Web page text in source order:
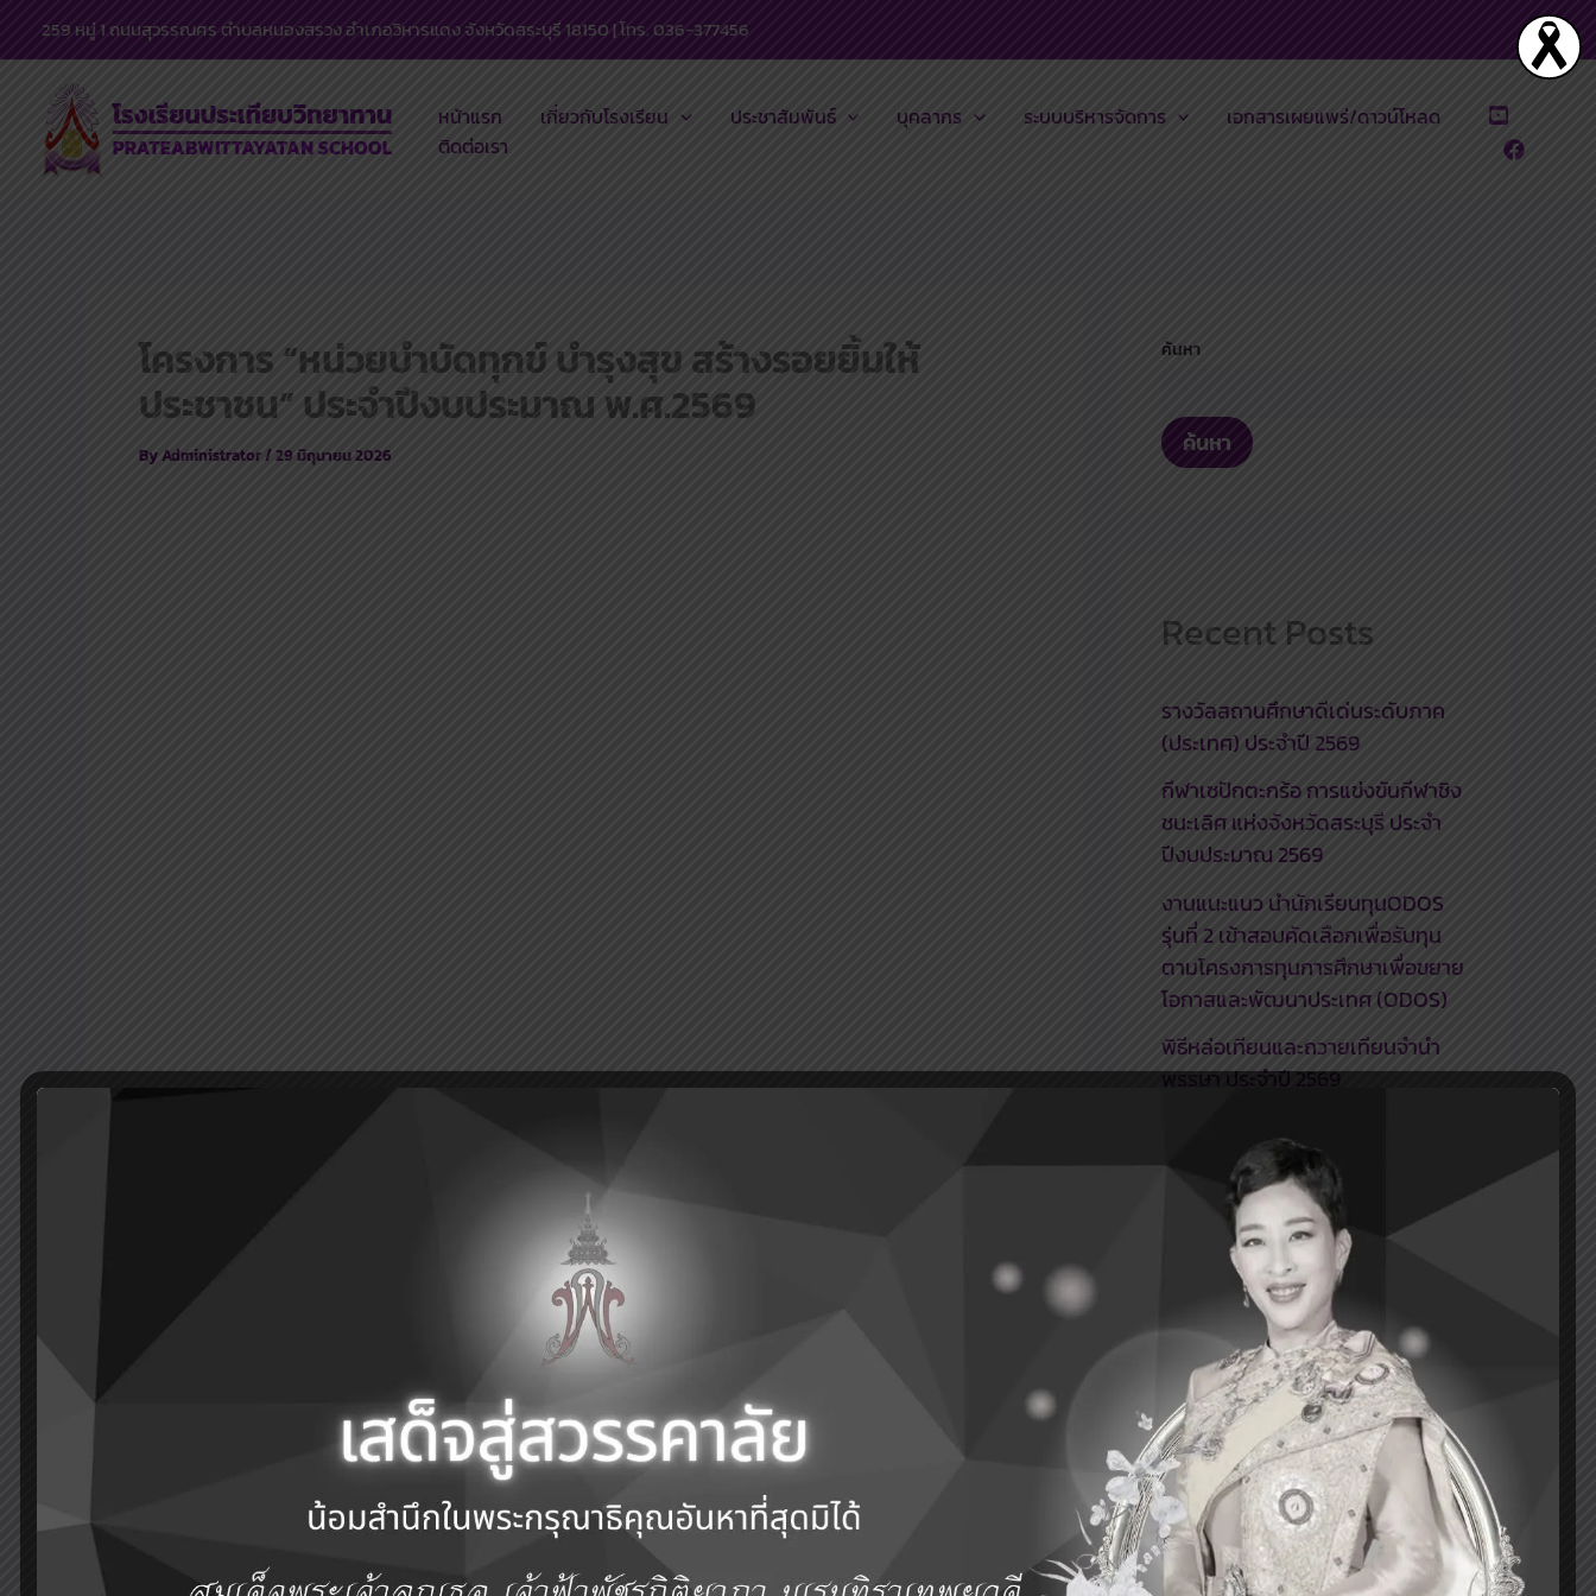
content
259 หมู่ 1 ถนนสุวรรณศร ตำบลหนองสรวง อำเภอวิหารแดง จังหวัดสระบุรี 18150 | โทร. 036-377456
หน้าแรก เกี่ยวกับโรงเรียน ประชาสัมพันธ์ บุคลากร ระบบบริหารจัดการ
เอกสารเผยแพร่/ดาวน์โหลด
ติดต่อเรา
โครงการ “หน่วยบำบัดทุกข์ บำรุงสุข สร้างรอยยิ้มให้
ประชาชน” ประจำปีงบประมาณ พ.ศ.2569
ByAdministrator/29 มิถุนายน 2026
ค้นหา
ค้นหา
Recent Posts
รางวัลสถานศึกษาดีเด่นระดับภาค
(ประเทศ) ประจำปี 2569
กีฬาเซปักตะกร้อ การแข่งขันกีฬาชิง
ชนะเลิศ แห่งจังหวัดสระบุรี ประจำ
ปีงบประมาณ 2569
งานแนะแนว นำนักเรียนทุนODOS
รุ่นที่ 2 เข้าสอบคัดเลือกเพื่อรับทุน
ตามโครงการทุนการศึกษาเพื่อขยาย
โอกาสและพัฒนาประเทศ (ODOS)
พิธีหล่อเทียนและถวายเทียนจำนำ
พรรษา ประจำปี 2569
แข่งขันกีฬาชิงชนะเลิศแห่งจังหวัด
สระบุรี ประจำปีงบประมาณ 2569
Recent Comments
ไม่มีความเห็นที่จะแสดง